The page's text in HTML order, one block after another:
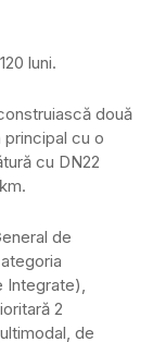
luni.
două
principal cu o
cu DN22
de
Integrate),
2
de